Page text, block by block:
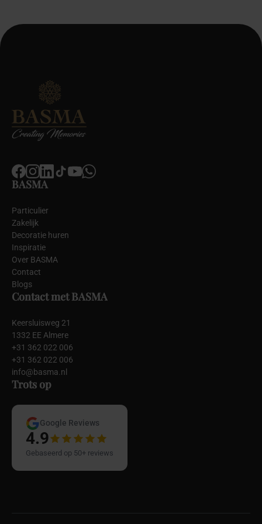
BASMA
Particulier
Zakelijk
Decoratie huren
Inspiratie
Over BASMA
Contact
Blogs
Contact met BASMA
Keersluisweg 21
1332 EE Almere
+31 362 022 006
+31 362 022 006
info@basma.nl
Trots op
Google Reviews
4.9
Gebaseerd op 50+ reviews